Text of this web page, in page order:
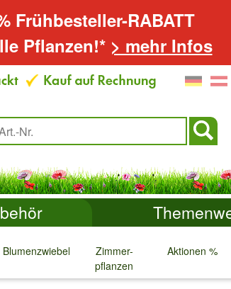
Frühbesteller-RABATT
Pflanzen!* > mehr Infos
Blumenzwiebeln
Zimmer-
pflanzen
↓
Aktionen %
↓